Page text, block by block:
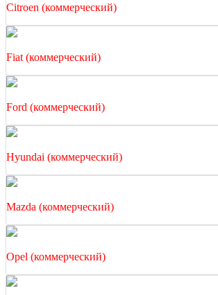
Citroen (коммерческий)
Fiat (коммерческий)
Ford (коммерческий)
Hyundai (коммерческий)
Mazda (коммерческий)
Opel (коммерческий)